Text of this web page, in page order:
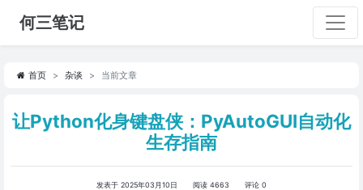
何三笔记
首页 杂谈 当前文章
让Python化身键盘侠：PyAutoGUI自动化
生存指南
发表于 2025年03月10日 阅读 4663 评论 0